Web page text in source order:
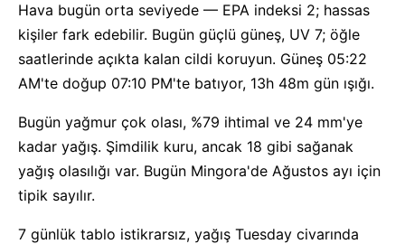
Hava bugün orta seviyede — EPA indeksi 2; hassas
kişiler fark edebilir. Bugün güçlü güneş, UV 7; öğle
saatlerinde açıkta kalan cildi koruyun. Güneş 05:22
AM'te doğup 07:10 PM'te batıyor, 13h 48m gün ışığı.
Bugün yağmur çok olası, %79 ihtimal ve 24 mm'ye
kadar yağış. Şimdilik kuru, ancak 18 gibi sağanak
yağış olasılığı var. Bugün Mingora'de Ağustos ayı için
tipik sayılır.
7 günlük tablo istikrarsız, yağış Tuesday civarında